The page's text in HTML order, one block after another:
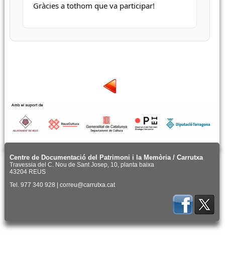
Gràcies a tothom que va participar!
Centre de Documentació del Patrimoni i la Memòria / Carrutxa
Travessia del C. Nou de Sant Josep, 10, planta baixa
43204 REUS
Tel. 977 340 928 | correu@carrutxa.cat